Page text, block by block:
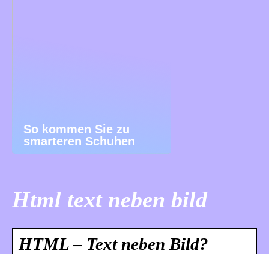
So kommen Sie zu
smarteren Schuhen
Html text neben bild
HTML – Text neben Bild?